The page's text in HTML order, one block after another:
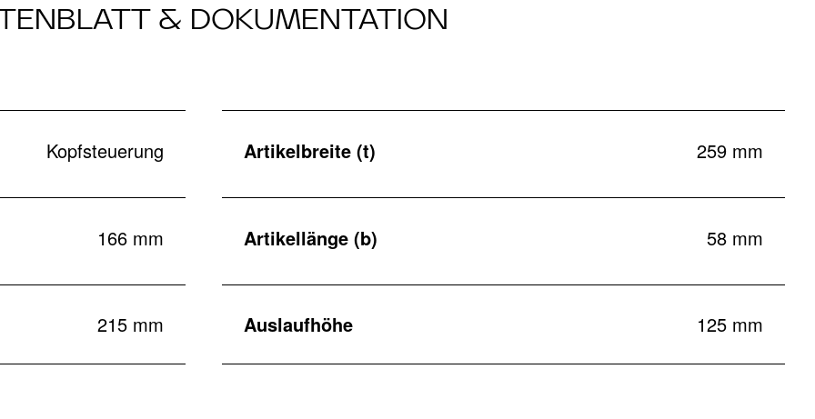
& DOKUMENTATION
Kopfsteuerung Artikelbreite (t) 259 mm
166 mm Artikellänge (b) 58 mm
215 mm Auslaufhöhe 125 mm